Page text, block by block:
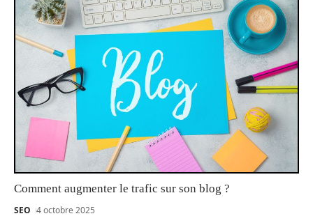
Comment augmenter le trafic sur son blog ?
SEO 4 octobre 2025